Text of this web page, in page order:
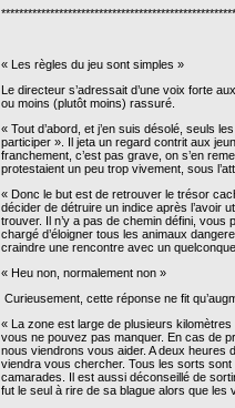
« Les règles du jeu sont simples »
Le directeur s’adressait d’une voix forte
ou moins (plutôt moins) rassuré.
« Tout d’abord, et j’en suis désolé, seuls
participer ». Il jeta un regard contrit aux
franchement, c’est pas grave, on s’en
protestaient un peu trop vivement, sous
« Donc le but est de retrouver le trésor
décider de détruire un indice après l’avoir
trouver. Il n’y a pas de chemin défini,
chargé d’éloigner tous les animaux
craindre une rencontre avec un
« Heu non, normalement non »
Curieusement, cette réponse ne fit
« La zone est large de plusieurs
vous ne pouvez pas manquer. En cas de
nous viendrons vous aider. A deux heures
viendra vous chercher. Tous les sorts sont
camarades. Il est aussi déconseillé de
fut le seul à rire de sa blague alors que